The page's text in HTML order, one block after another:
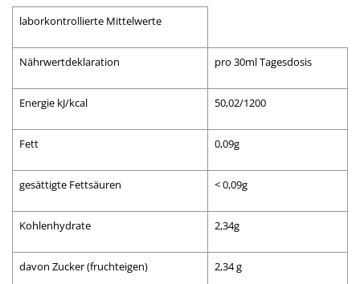
laborkontrollierte Mittelwerte
Nährwertdeklaration pro 30ml Tagesdosis
Energie kJ/kcal 50,02/1200
Fett 0,09g
gesättigte Fettsäuren < 0,09g
Kohlenhydrate 2,34g
davon Zucker (fruchteigen) 2,34 g